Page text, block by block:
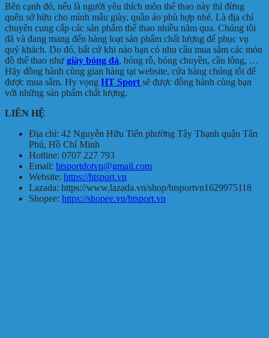
Bên cạnh đó, nếu là người yêu thích môn thể thao này thì đừng
quên sở hữu cho mình mẫu giày, quần áo phù hợp nhé. Là địa chỉ
chuyên cung cấp các sản phẩm thể thao nhiều năm qua. Chúng tôi
đã và đang mang đến hàng loạt sản phẩm chất lượng để phục vụ
quý khách. Do đó, bất cứ khi nào bạn có nhu cầu mua sắm các món
đồ thể thao như giày bóng đá, bóng rỗ, bóng chuyền, cầu lông, …
Hãy đồng hành cùng gian hàng tại website, cửa hàng chúng tôi để
được mua sắm. Hy vọng HT Sport sẽ được đồng hành cùng bạn
với những sản phẩm chất lượng.
LIÊN HỆ
Địa chỉ: 42 Nguyễn Hữu Tiến phường Tây Thạnh quận Tân
Phú, Hồ Chí Minh
Hotline: 0707 227 793
Email: htsportdotvn@gmail.com
Website: https://htsport.vn
Lazada: https://www.lazada.vn/shop/htsportvn1629975118
Shopee: https://shopee.vn/htsport.vn